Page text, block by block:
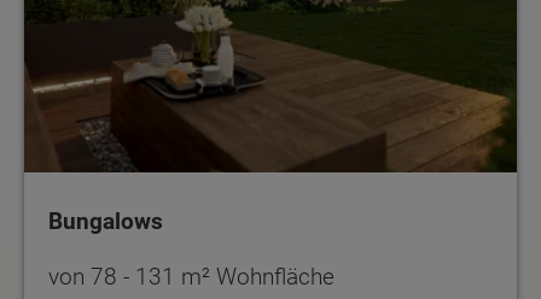
Bungalows
von 78 - 131 m² Wohnfläche